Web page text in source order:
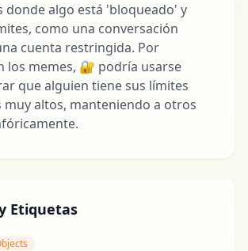
donde algo está 'bloqueado' y
como una conversación
cuenta restringida. Por
los memes, 🔐 podría usarse
que alguien tiene sus límites
muy altos, manteniendo a otros
Etiquetas